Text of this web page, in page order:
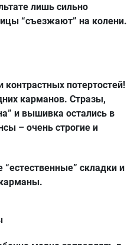
лишь сильно
“съезжают” на колени.
контрастных потертостей!
карманов. Стразы,
и вышивка остались в
– очень строгие и
складки и